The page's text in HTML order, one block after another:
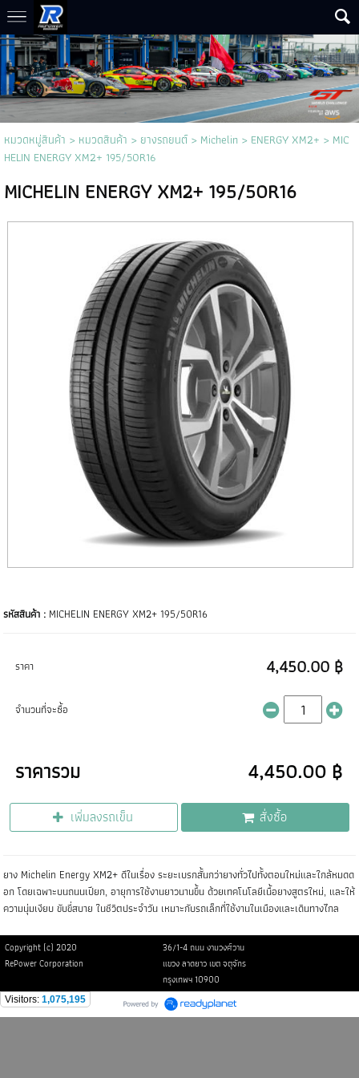
หมวดหมู่สินค้า > หมวดสินค้า >ยางรถยนต์> Michelin> ENERGY XM2+ > MIC
HELIN ENERGY XM2+ 195/50R16
MICHELIN ENERGY XM2+ 195/50R16
รหัสสินค้า : MICHELIN ENERGY XM2+ 195/50R16
ราคา 4,450.00 ฿
จำนวนที่จะซื้อ
ราคารวม 4,450.00 ฿
เพิ่มลงรถเข็น สั่งซื้อ
ยาง Michelin Energy XM2+ ดีในเรื่อง ระยะเบรกสั้นกว่ายางทั่วไปทั้งตอนใหม่และใกล้หมดด
อก โดยเฉพาะบนถนนเปียก, อายุการใช้งานยาวนานขึ้น ด้วยเทคโนโลยีเนื้อยางสูตรใหม่, และให้
ความนุ่มเงียบ ขับขี่สบาย ในชีวิตประจำวัน เหมาะกับรถเล็กที่ใช้งานในเมืองและเดินทางไกล
Copyright (c) 2020
36/1-4 ถนน งามวงศ์วาน
RePower Corporation
แขวง ลาดยาว เขต จตุจักร
กรุงเทพฯ 10900
Visitors: 1,075,195